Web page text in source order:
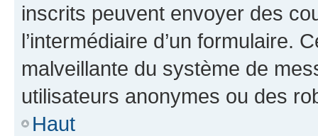
inscrits peuvent envoyer des
l’intermédiaire d’un formulaire.
malveillante du système de
utilisateurs anonymes ou des
Haut